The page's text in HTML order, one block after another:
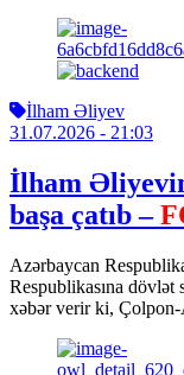
İlham Əliyev
31.07.2026 - 21:03
İlham Əliyevin
başa çatıb –
Azərbaycan
Respublikasına dövlət
xəbər verir ki,